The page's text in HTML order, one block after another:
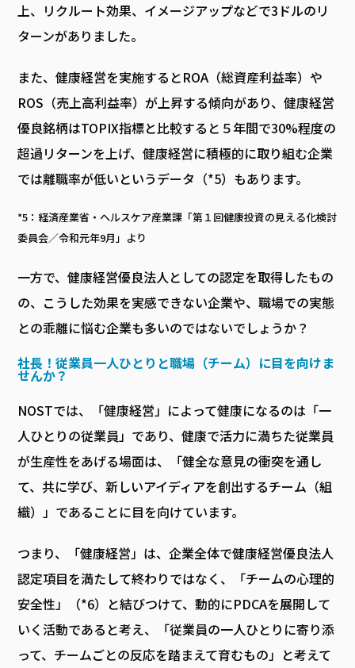
上、リクルート効果、イメージアップなどで3ドルのリ
ターンがありました。
また、健康経営を実施するとROA（総資産利益率）や
ROS（売上高利益率）が上昇する傾向があり、健康経営
優良銘柄はTOPIX指標と比較すると５年間で30%程度の
超過リターンを上げ、健康経営に積極的に取り組む企業
では離職率が低いというデータ（*5）もあります。
*5：経済産業省・ヘルスケア産業課「第１回健康投資の見える化検討
委員会／令和元年9月」より
一方で、健康経営優良法人としての認定を取得したもの
の、こうした効果を実感できない企業や、職場での実態
との乖離に悩む企業も多いのではないでしょうか？
社長！従業員一人ひとりと職場（チーム）に目を向けま
せんか？
NOSTでは、「健康経営」によって健康になるのは「一
人ひとりの従業員」であり、健康で活力に満ちた従業員
が生産性をあげる場面は、「健全な意見の衝突を通し
て、共に学び、新しいアイディアを創出するチーム（組
織）」であることに目を向けています。
つまり、「健康経営」は、企業全体で健康経営優良法人
認定項目を満たして終わりではなく、「チームの心理的
安全性」（*6）と結びつけて、動的にPDCAを展開して
いく活動であると考え、「従業員の一人ひとりに寄り添
って、チームごとの反応を踏まえて育むもの」と考えて